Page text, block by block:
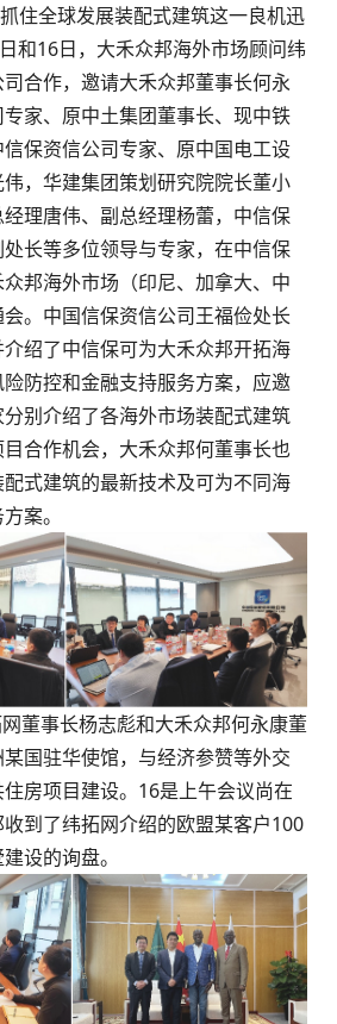
全球发展装配式建筑这一良机迅
和16日，大禾众邦海外市场顾问纬
合作，邀请大禾众邦董事长何永
家、原中土集团董事长、现中铁
保资信公司专家、原中国电工设
，华建集团策划研究院院长董小
理唐伟、副总经理杨蕾，中信保
长等多位领导与专家，在中信保
邦海外市场（印尼、加拿大、中
。中国信保资信公司王福俭处长
绍了中信保可为大禾众邦开拓海
防控和金融支持服务方案，应邀
别介绍了各海外市场装配式建筑
合作机会，大禾众邦何董事长也
式建筑的最新技术及可为不同海
案。
事长杨志彪和大禾众邦何永康董
国驻华使馆，与经济参赞等外交
房项目建设。16是上午会议尚在
到了纬拓网介绍的欧盟某客户100
设的询盘。